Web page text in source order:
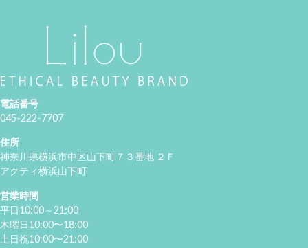
電話番号
045-222-7707
住所
神奈川県横浜市中区山下町７３番地 ２Ｆ
アクティ横浜山下町
営業時間
平日10:00～21:00
木曜日10:00〜18:00
土日祝10:00〜21:00